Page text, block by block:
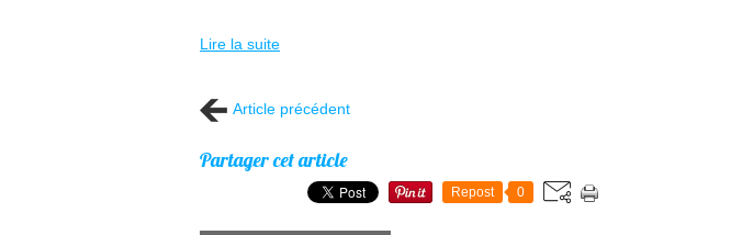
Lire la suite
Article précédent
Partager cet article
Repost 0